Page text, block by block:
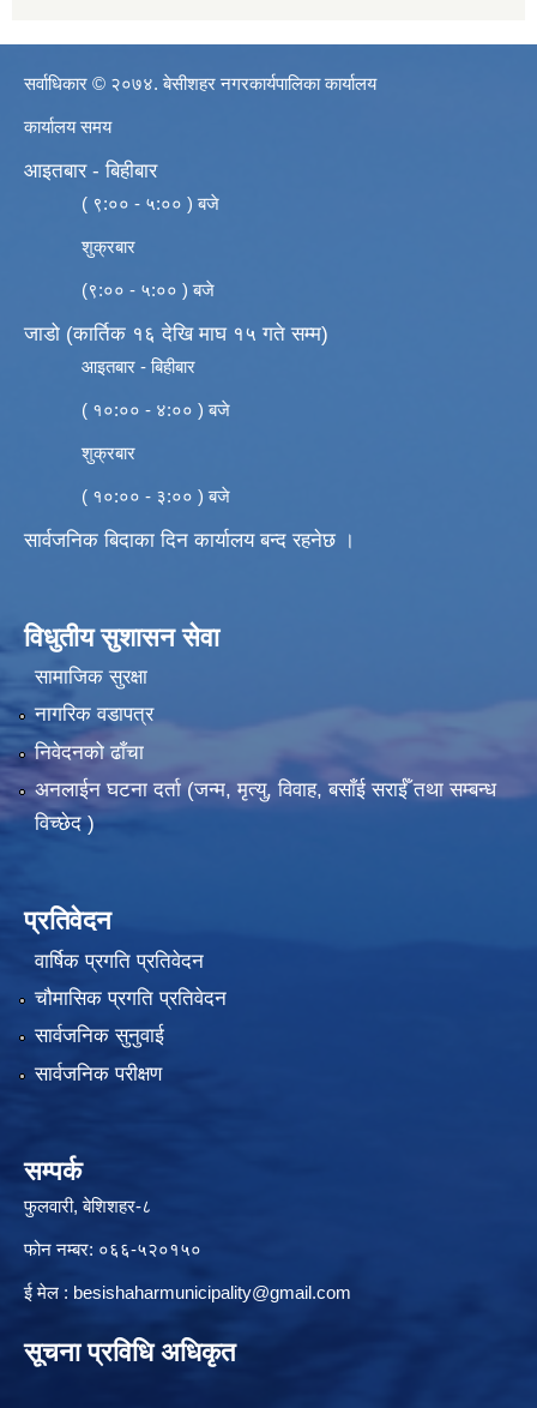
सर्वाधिकार © २०७४. बेसीशहर नगरकार्यपालिका कार्यालय
कार्यालय समय
आइतबार - बिहीबार
( ९:०० - ५:०० ) बजे
शुक्रबार
(९:०० - ५:०० ) बजे
जाडो (कार्तिक १६ देखि माघ १५ गते सम्म)
आइतबार - बिहीबार
( १०:०० - ४:०० ) बजे
शुक्रबार
( १०:०० - ३:०० ) बजे
सार्वजनिक बिदाका दिन कार्यालय बन्द रहनेछ ।
विधुतीय सुशासन सेवा
सामाजिक सुरक्षा
नागरिक वडापत्र
निवेदनको ढाँचा
अनलाईन घटना दर्ता (जन्म, मृत्यु, विवाह, बसाँई सराईँ तथा सम्बन्ध
विच्छेद )
प्रतिवेदन
वार्षिक प्रगति प्रतिवेदन
चौमासिक प्रगति प्रतिवेदन
सार्वजनिक सुनुवाई
सार्वजनिक परीक्षण
सम्पर्क
फुलवारी, बेशिशहर-८
फोन नम्बर: ०६६-५२०१५०
ई मेल : besishaharmunicipality@gmail.com
सूचना प्रविधि अधिकृत